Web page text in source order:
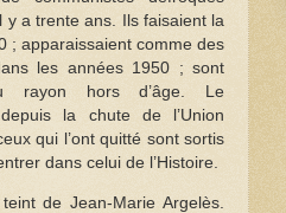
y a trente ans. Ils faisaient la
; apparaissaient comme des
les années 1950 ; sont
rayon hors d’âge. Le
la chute de l’Union
qui l’ont quitté sont sortis
dans celui de l’Histoire.
de Jean-Marie Argelès.